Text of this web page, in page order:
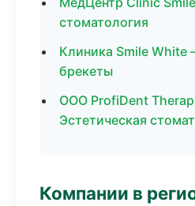
стоматология
Клиника Smile White
брекеты
ООО ProfiDent
Эстетическая
Компании в